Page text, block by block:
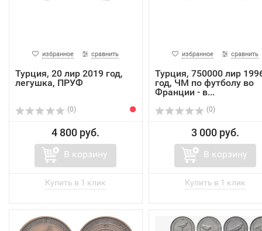
избранное сравнить
Турция, 20 лир 2019 год,
легушка, ПРУФ
(0)
4 800 руб.
В корзину
избранное сравнить
Турция, 750000 лир
год, ЧМ по футболу во
Франции - в...
(0)
3 000 руб.
В корзину